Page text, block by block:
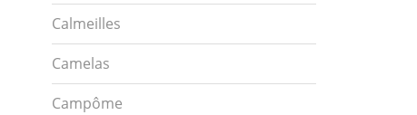
Calmeilles
Camelas
Campôme